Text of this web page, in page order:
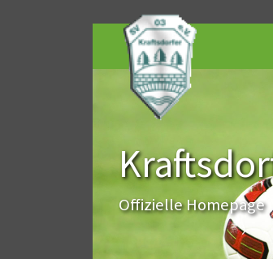
Offizielle Homepage